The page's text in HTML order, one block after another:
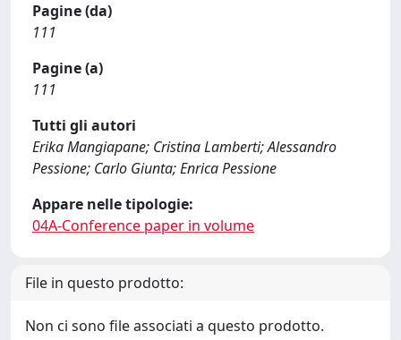
Pagine (da)
111
Pagine (a)
111
Tutti gli autori
Erika Mangiapane; Cristina Lamberti; Alessandro
Pessione; Carlo Giunta; Enrica Pessione
Appare nelle tipologie:
04A-Conference paper in volume
File in questo prodotto:
Non ci sono file associati a questo prodotto.